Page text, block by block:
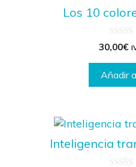
Los 10
0
d
e
5
30,00€
Añadir
Inteligencia